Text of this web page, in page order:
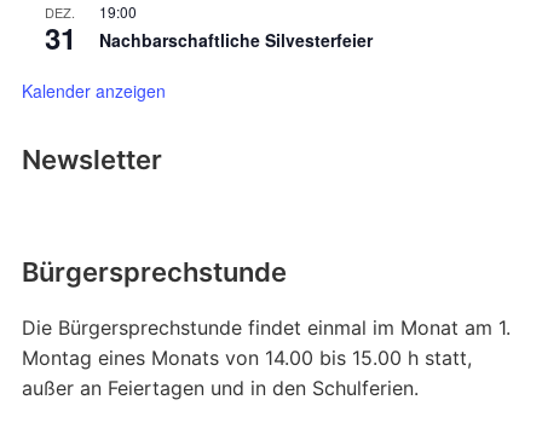
DEZ.
31
19:00
Nachbarschaftliche Silvesterfeier
Kalender anzeigen
Newsletter
Bürgersprechstunde
Die Bürgersprechstunde findet einmal im Monat am 1.
Montag eines Monats von 14.00 bis 15.00 h statt,
außer an Feiertagen und in den Schulferien.